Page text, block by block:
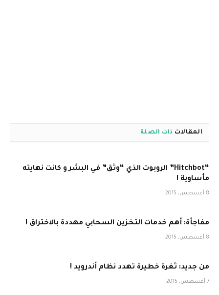
المقالات ذات الصلة
“Hitchbot” الروبوت الذي “وثق” في البشر و كانت نهايته
مأساوية !
8 أغسطس، 2015
مفاجأة: أهم خدمات التخزين السحابي مهددة بالاختراق !
8 أغسطس، 2015
من جديد: ثغرة خطيرة تهدد نظام أندرويد !
7 أغسطس، 2015